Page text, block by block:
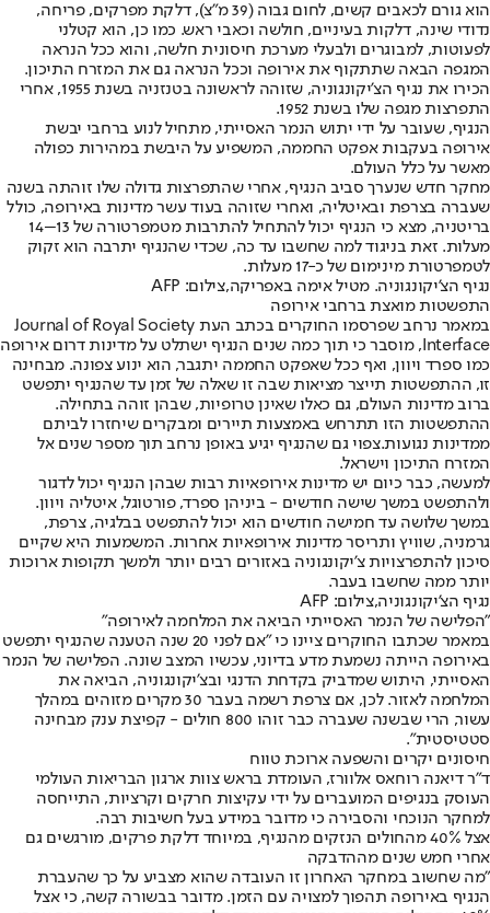
הוא גורם לכאבים קשים, לחום גבוה (39 מ"צ), דלקת מפרקים, פריחה,
נדודי שינה, דלקות בעיניים, חולשה וכאבי ראש. כמו כן, הוא קטלני
לפעוטות, למבוגרים ולבעלי מערכת חיסונית חלשה, והוא ככל הנראה
המגפה הבאה שתתקוף את אירופה וככל הנראה גם את המזרח התיכון.
הכירו את נגיף הצ'יקונגוניה, שזוהה לראשונה בטנזניה בשנת 1955, אחרי
התפרצות מגפה שלו בשנת 1952.
הנגיף, שעובר על ידי יתוש הנמר האסייתי, מתחיל לנוע ברחבי יבשת
אירופה בעקבות אפקט החממה, המשפיע על היבשת במהירות כפולה
מאשר על כלל העולם.
מחקר חדש שנערך סביב הנגיף, אחרי שהתפרצות גדולה שלו זוהתה בשנה
שעברה בצרפת ובאיטליה, ואחרי שזוהה בעוד עשר מדינות באירופה, כולל
בריטניה, מצא כי הנגיף יכול להתחיל להתרבות מטמפרטורה של 13–14
מעלות. זאת בניגוד למה שחשבו עד כה, שכדי שהנגיף יתרבה הוא זקוק
לטמפרטורת מינימום של כ-17 מעלות.
נגיף הצ'יקונגוניה. מטיל אימה באפריקה,צילום: AFP
התפשטות מואצת ברחבי אירופה
במאמר נרחב שפרסמו החוקרים בכתב העת Journal of Royal Society
Interface, מוסבר כי תוך כמה שנים הנגיף ישתלט על מדינות דרום אירופה
כמו ספרד ויוון, ואף ככל שאפקט החממה יתגבר, הוא ינוע צפונה. מבחינה
זו, ההתפשטות תייצר מציאות שבה זו שאלה של זמן עד שהנגיף יתפשט
ברוב מדינות העולם, גם כאלו שאינן טרופיות, שבהן זוהה בתחילה.
ההתפשטות הזו תתרחש באמצעות תיירים ומבקרים שיחזרו לביתם
ממדינות נגועות.צפוי גם שהנגיף יגיע באופן נרחב תוך מספר שנים אל
המזרח התיכון וישראל.
למעשה, כבר כיום יש מדינות אירופאיות רבות שבהן הנגיף יכול לדגור
ולהתפשט במשך שישה חודשים - ביניהן ספרד, פורטוגל, איטליה ויוון.
במשך שלושה עד חמישה חודשים הוא יכול להתפשט בבלגיה, צרפת,
גרמניה, שוויץ ותריסר מדינות אירופאיות אחרות. המשמעות היא שקיים
סיכון להתפרצויות צ'יקונגוניה באזורים רבים יותר ולמשך תקופות ארוכות
יותר ממה שחשבו בעבר.
נגיף הצ'יקונגוניה,צילום: AFP
"הפלישה של הנמר האסייתי הביאה את המלחמה לאירופה"
במאמר שכתבו החוקרים ציינו כי "אם לפני 20 שנה הטענה שהנגיף יתפשט
באירופה הייתה נשמעת מדע בדיוני, עכשיו המצב שונה. הפלישה של הנמר
האסייתי, היתוש שמדביק בקדחת הדנגי ובצ'יקונגוניה, הביאה את
המלחמה לאזור. לכן, אם צרפת רשמה בעבר 30 מקרים מזוהים במהלך
עשור, הרי שבשנה שעברה כבר זוהו 800 חולים - קפיצת ענק מבחינה
סטטיסטית".
חיסונים יקרים והשפעה ארוכת טווח
ד"ר דיאנה רוחאס אלוורז, העומדת בראש צוות ארגון הבריאות העולמי
העוסק בנגיפים המועברים על ידי עקיצות חרקים וקרציות, התייחסה
למחקר הנוכחי והסבירה כי מדובר במידע בעל חשיבות רבה.
אצל 40% מהחולים הנזקים מהנגיף, במיוחד דלקת פרקים, מורגשים גם
אחרי חמש שנים מההדבקה
"מה שחשוב במחקר האחרון זו העובדה שהוא מצביע על כך שהעברת
הנגיף באירופה תהפוך למצויה עם הזמן. מדובר בבשורה קשה, כי אצל